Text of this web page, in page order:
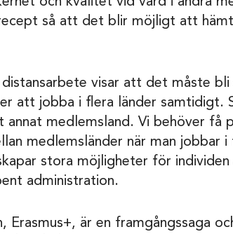
så att det blir möjligt att
visar att det måste
att jobba i flera länder samtidigt.
medlemsland. Vi behöver få
medlemsländer när man jobbar
stora möjligheter för
administration.
Erasmus+, är en framgångssaga